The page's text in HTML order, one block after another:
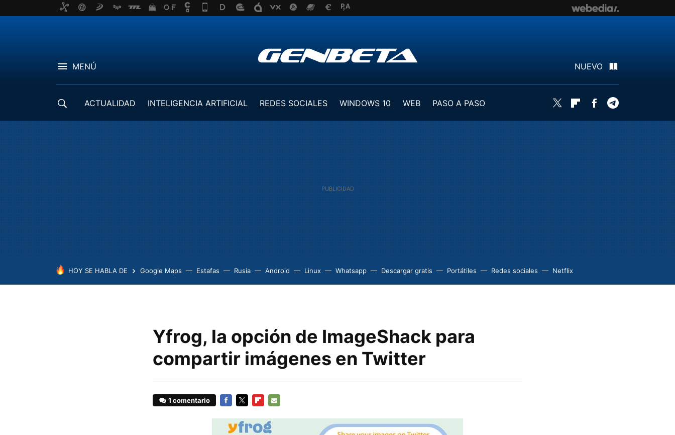
MENÚ NUEVO
ACTUALIDAD INTELIGENCIA ARTIFICIAL REDES SOCIALES WINDOWS 10 WEB
PASO A PASO
Twitter FlipboardFacebook
HOY SE HABLA DE Google Maps Estafas Rusia Android Linux Whatsapp Descargar gratis Portátiles Redes sociales Netflix
Yfrog, la opción de ImageShack para
compartir imágenes en Twitter
1 comentario
MAIL